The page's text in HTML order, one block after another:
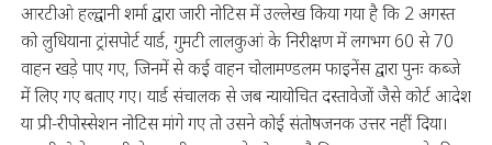
आरटीओ हल्द्वानी शर्मा द्वारा जारी नोटिस में उल्लेख किया गया है कि 2 अगस्त
को लुधियाना ट्रांसपोर्ट यार्ड, गुमटी लालकुआं के निरीक्षण में लगभग 60 से 70
वाहन खड़े पाए गए, जिनमें से कई वाहन चोलामण्डलम फाइनेंस द्वारा पुनः कब्जे
में लिए गए बताए गए। यार्ड संचालक से जब न्यायोचित दस्तावेजों जैसे कोर्ट आदेश
या प्री-रीपोस्सेशन नोटिस मांगे गए तो उसने कोई संतोषजनक उत्तर नहीं दिया।